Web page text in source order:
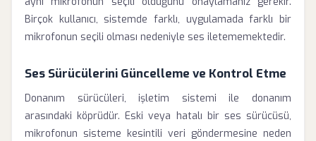
Birçok kullanıcı, sistemde farklı, uygulamada farklı bir
mikrofonun seçili olması nedeniyle ses iletememektedir.
Ses Sürücülerini Güncelleme ve Kontrol Etme
Donanım sürücüleri, işletim sistemi ile donanım
arasındaki köprüdür. Eski veya hatalı bir ses sürücüsü,
mikrofonun sisteme kesintili veri göndermesine neden